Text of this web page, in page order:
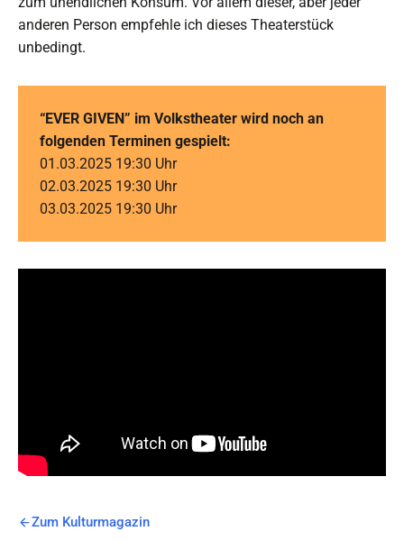
anderen Person empfehle ich dieses Theaterstück
unbedingt.
“EVER GIVEN” im Volkstheater wird noch an
folgenden Terminen gespielt:
01.03.2025 19:30 Uhr
02.03.2025 19:30 Uhr
03.03.2025 19:30 Uhr
Zum Kulturmagazin